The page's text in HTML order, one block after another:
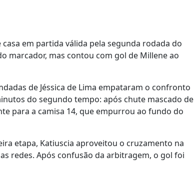
em partida válida pela segunda rodada do
marcador, mas contou com gol de Millene ao
de Jéssica de Lima empataram o confronto
do segundo tempo: após chute mascado de
para a camisa 14, que empurrou ao fundo do
etapa, Katiuscia aproveitou o cruzamento na
redes. Após confusão da arbitragem, o gol foi